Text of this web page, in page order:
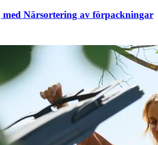
med Närsortering av förpackningar